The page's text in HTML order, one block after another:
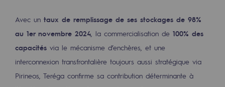
Responsabilité environnementale
Responsabilité environnementale
BE POSITIF, le programme de
Avec un taux de remplissage de ses stockages de 98%
au 1er novembre 2024 , la commercialisation de 100% des
capacités via le mécanisme d’enchères, et une
interconnexion transfrontalière toujours aussi stratégique via
Pirineos, Teréga confirme sa contribution déterminante à